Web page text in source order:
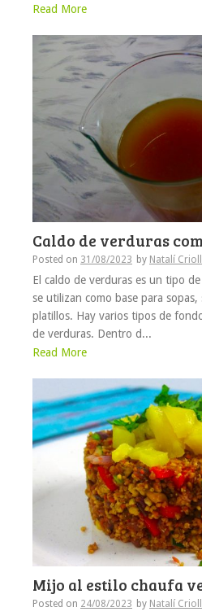
Read More
Caldo de verduras
Posted on 31/08/2023 by Natalí
El caldo de verduras es un tipo
se utilizan como base para
platillos. Hay varios tipos de
de verduras. Dentro d...
Read More
Mijo al estilo chaufa
Posted on 24/08/2023 by Natalí